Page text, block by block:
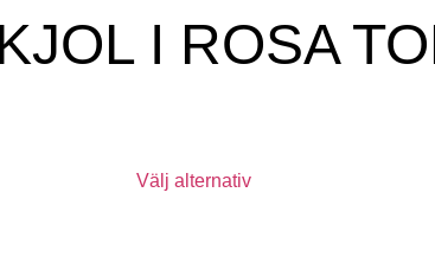
I ROSA
Välj alternativ